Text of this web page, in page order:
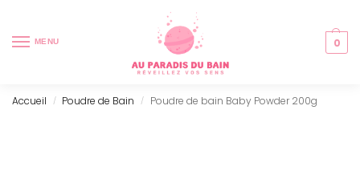
MENU 0
Accueil / Poudre de Bain / Poudre de bain Baby Powder 200g